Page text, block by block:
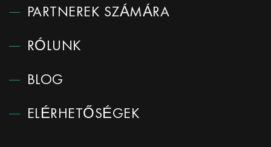
PARTNEREK SZÁMÁRA
RÓLUNK
BLOG
ELÉRHETŐSÉGEK